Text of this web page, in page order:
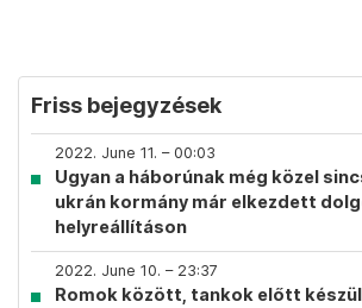
Friss bejegyzések
2022. June 11. – 00:03
Ugyan a háborúnak még közel
ukrán kormány már elkezdett
helyreállításon
2022. June 10. – 23:37
Romok között, tankok előtt